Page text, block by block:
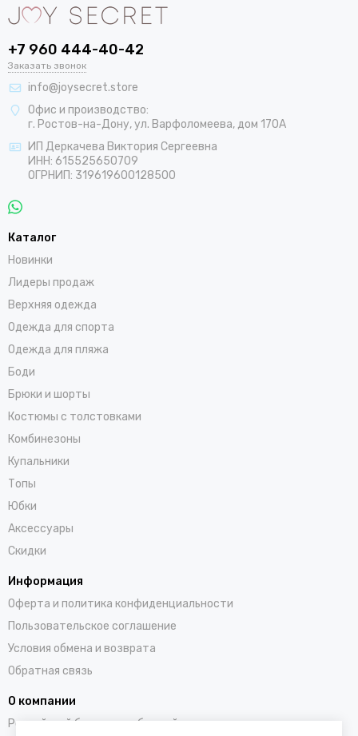
+7 960 444-40-42
Заказать звонок
info@joysecret.store
Офис и производство:
г. Ростов-на-Дону, ул. Варфоломеева, дом 170А
ИП Деркачева Виктория Сергеевна
ИНН: 615525650709
ОГРНИП: 319619600128500
Каталог
Новинки
Лидеры продаж
Верхняя одежда
Одежда для спорта
Одежда для пляжа
Боди
Брюки и шорты
Костюмы с толстовками
Комбинезоны
Купальники
Топы
Юбки
Аксессуары
Скидки
Информация
Оферта и политика конфиденциальности
Пользовательское соглашение
Условия обмена и возврата
Обратная связь
О компании
Российский бренд полюбившийся во всем мире